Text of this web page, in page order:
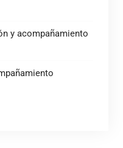
y acompañamiento